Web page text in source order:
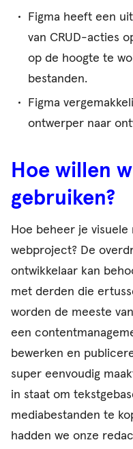
Figma heeft een
van CRUD-acties
op de hoogte te
bestanden.
Figma
ontwerper naar
Hoe willen
gebruiken?
Hoe beheer je
webproject? De
ontwikkelaar kan
met derden die
worden de meeste
een
bewerken en
super eenvoudig
in staat om
mediabestanden te
hadden we onze